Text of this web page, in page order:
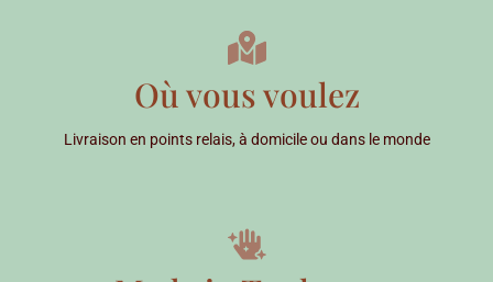
Où vous voulez
Livraison en points relais, à domicile ou dans le monde